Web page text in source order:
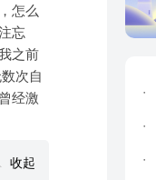
怎么
忘
之前
次自
经激
收起